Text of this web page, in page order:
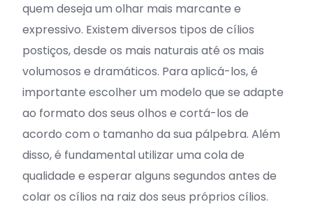
quem deseja um olhar mais marcante e
expressivo. Existem diversos tipos de cílios
postiços, desde os mais naturais até os mais
volumosos e dramáticos. Para aplicá-los, é
importante escolher um modelo que se adapte
ao formato dos seus olhos e cortá-los de
acordo com o tamanho da sua pálpebra. Além
disso, é fundamental utilizar uma cola de
qualidade e esperar alguns segundos antes de
colar os cílios na raiz dos seus próprios cílios.